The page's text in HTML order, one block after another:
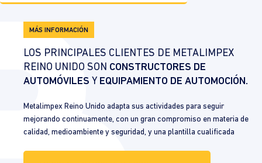
MÁS INFORMACIÓN
LOS PRINCIPALES CLIENTES DE METALIMPEX
REINO UNIDO SON CONSTRUCTORES DE
AUTOMÓVILES Y EQUIPAMIENTO DE AUTOMOCIÓN.
Metalimpex Reino Unido adapta sus actividades para seguir
mejorando continuamente, con un gran compromiso en materia de
calidad, medioambiente y seguridad, y una plantilla cualificada